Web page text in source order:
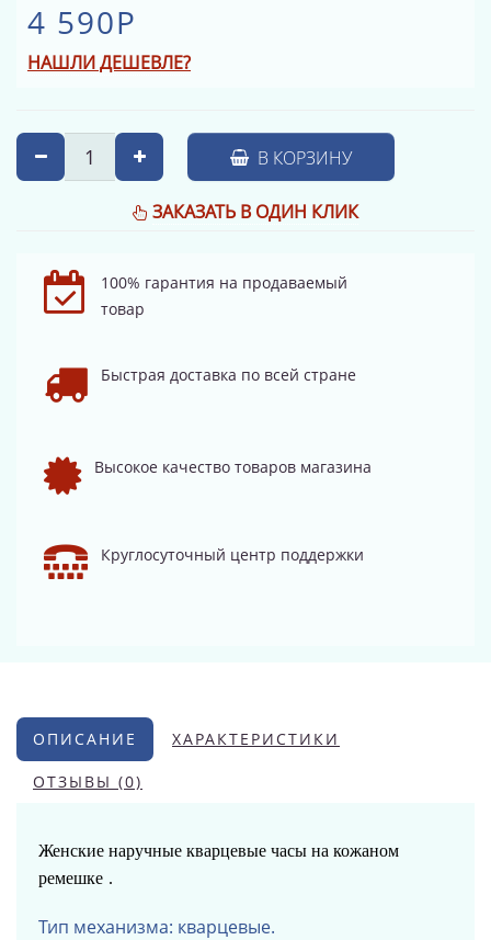
4 590Р
НАШЛИ ДЕШЕВЛЕ?
В КОРЗИНУ
ЗАКАЗАТЬ В ОДИН КЛИК
100% гарантия на продаваемый
товар
Быстрая доставка по всей стране
Высокое качество товаров магазина
Круглосуточный центр поддержки
ОПИСАНИЕ ХАРАКТЕРИСТИКИ
ОТЗЫВЫ (0)
Женские наручные кварцевые часы на кожаном
ремешке .
Тип механизма: кварцевые.